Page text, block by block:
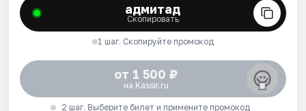
адмитад
Скопировать
1 шаг. Скопируйте промокод
от 1 500 ₽
на Kassir.ru
2 шаг. Выберите билет и примените промокод